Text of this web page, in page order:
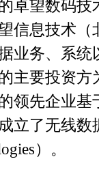
卓望数码
信息技术（
业务、系
主要投资方
领先企业基
立了无线数
）。